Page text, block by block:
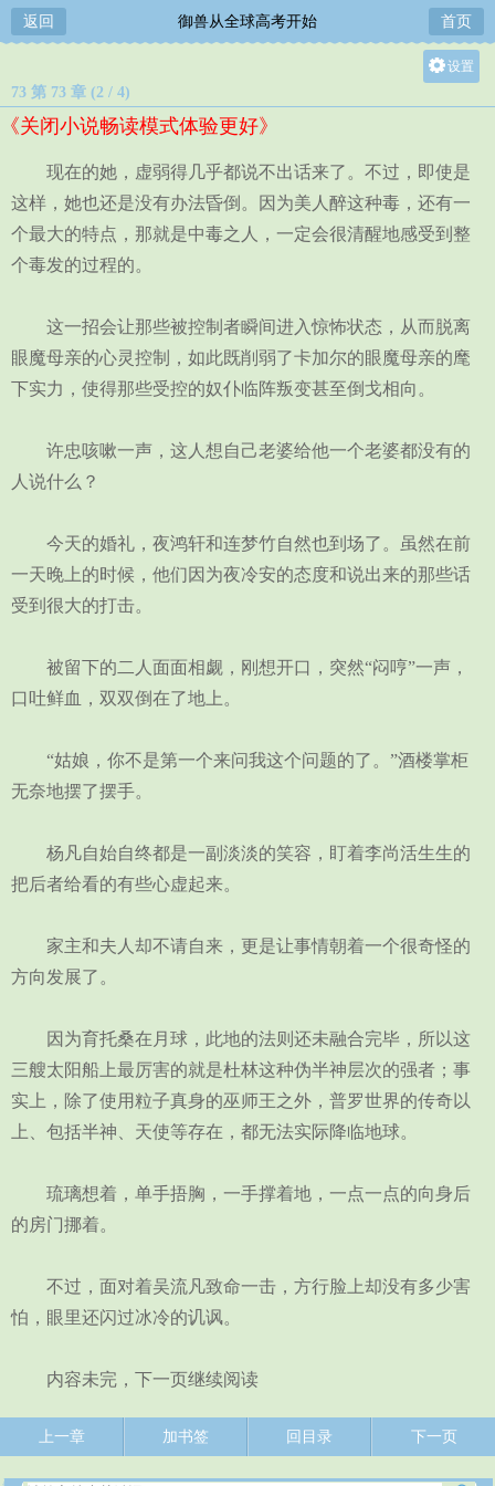
返回 御兽从全球高考开始 首页
设置
中
小
73 第 73 章 (2 / 4)
《关闭小说畅读模式体验更好》
现在的她，虚弱得几乎都说不出话来了。不过，即使是
这样，她也还是没有办法昏倒。因为美人醉这种毒，还有一
个最大的特点，那就是中毒之人，一定会很清醒地感受到整
个毒发的过程的。
这一招会让那些被控制者瞬间进入惊怖状态，从而脱离
眼魔母亲的心灵控制，如此既削弱了卡加尔的眼魔母亲的麾
下实力，使得那些受控的奴仆临阵叛变甚至倒戈相向。
许忠咳嗽一声，这人想自己老婆给他一个老婆都没有的
人说什么？
今天的婚礼，夜鸿轩和连梦竹自然也到场了。虽然在前
一天晚上的时候，他们因为夜冷安的态度和说出来的那些话
受到很大的打击。
被留下的二人面面相觑，刚想开口，突然“闷哼”一声，
口吐鲜血，双双倒在了地上。
“姑娘，你不是第一个来问我这个问题的了。”酒楼掌柜
无奈地摆了摆手。
杨凡自始自终都是一副淡淡的笑容，盯着李尚活生生的
把后者给看的有些心虚起来。
家主和夫人却不请自来，更是让事情朝着一个很奇怪的
方向发展了。
因为育托桑在月球，此地的法则还未融合完毕，所以这
三艘太阳船上最厉害的就是杜林这种伪半神层次的强者；事
实上，除了使用粒子真身的巫师王之外，普罗世界的传奇以
上、包括半神、天使等存在，都无法实际降临地球。
琉璃想着，单手捂胸，一手撑着地，一点一点的向身后
的房门挪着。
不过，面对着吴流凡致命一击，方行脸上却没有多少害
怕，眼里还闪过冰冷的讥讽。
内容未完，下一页继续阅读
上一章 加书签 回目录 下一页